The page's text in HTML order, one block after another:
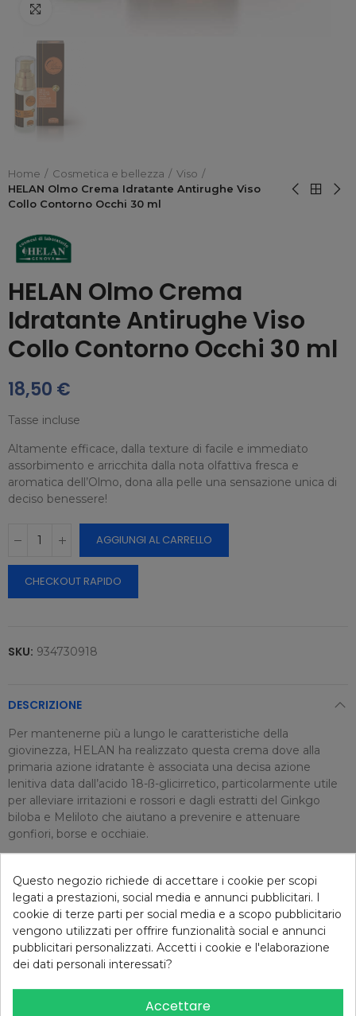
Home Cosmetica e bellezza
Viso
HELAN Olmo Crema Idratante Antirughe Viso
Collo Contorno Occhi 30 ml
HELAN Olmo Crema
Idratante Antirughe Viso
Collo Contorno Occhi 30 ml
18,50 €
Tasse incluse
Altamente efficace, dalla texture di facile e immediato
assorbimento e arricchita dalla nota olfattiva fresca e
aromatica dell’Olmo, dona alla pelle una sensazione unica di
deciso benessere!
AGGIUNGI AL CARRELLO
CHECKOUT RAPIDO
SKU: 934730918
DESCRIZIONE
Per mantenerne più a lungo le caratteristiche della
giovinezza, HELAN ha realizzato questa crema dove alla
primaria azione idratante è associata una decisa azione
lenitiva data dall’acido 18-ß-glicirretico, particolarmente utile
per alleviare irritazioni e rossori e dagli estratti del Ginkgo
biloba e Meliloto che aiutano a prevenire e attenuare
gonfiori, borse e occhiaie.
DETTAGLI ARTICOLO
Consigliati per te
Questo negozio richiede di accettare i cookie per scopi
legati a prestazioni, social media e annunci pubblicitari. I
cookie di terze parti per social media e a scopo pubblicitario
vengono utilizzati per offrire funzionalità social e annunci
pubblicitari personalizzati. Accetti i cookie e l'elaborazione
dei dati personali interessati?
Accettare